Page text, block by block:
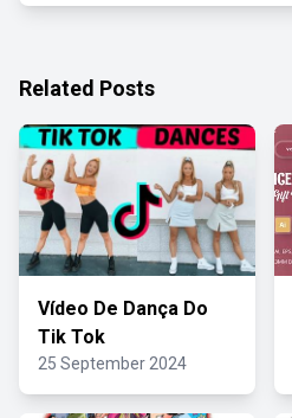
Related Posts
Vídeo De Dança Do
Tik Tok
25 September 2024